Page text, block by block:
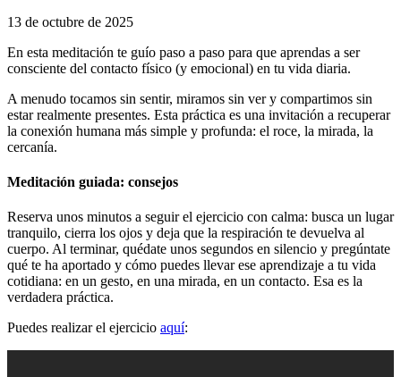
13 de octubre de 2025
En esta meditación te guío paso a paso para que aprendas a ser
consciente del contacto físico (y emocional) en tu vida diaria.
A menudo tocamos sin sentir, miramos sin ver y compartimos sin
estar realmente presentes. Esta práctica es una invitación a recuperar
la conexión humana más simple y profunda: el roce, la mirada, la
cercanía.
Meditación guiada: consejos
Reserva unos minutos a seguir el ejercicio con calma: busca un lugar
tranquilo, cierra los ojos y deja que la respiración te devuelva al
cuerpo. Al terminar, quédate unos segundos en silencio y pregúntate
qué te ha aportado y cómo puedes llevar ese aprendizaje a tu vida
cotidiana: en un gesto, en una mirada, en un contacto. Esa es la
verdadera práctica.
Puedes realizar el ejercicio aquí: